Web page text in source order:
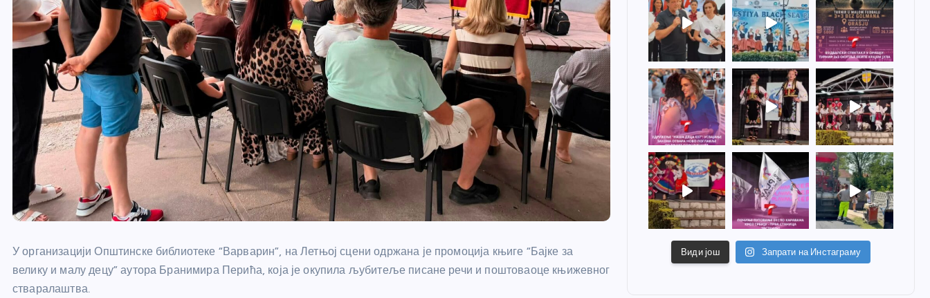
У организацији Општинске библиотеке “Варварин”, на Летњој сцени одржана је промоција књиге “Бајке за
велику и малу децу” аутора Бранимира Перића, која је окупила љубитеље писане речи и поштоваоце књижевног
стваралаштва.
Види још Запрати на Инстаграму